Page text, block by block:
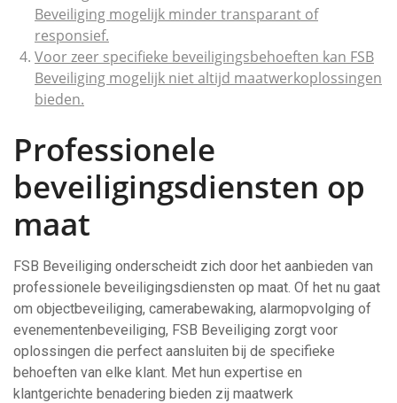
Beveiliging mogelijk minder transparant of
responsief.
Voor zeer specifieke beveiligingsbehoeften kan FSB
Beveiliging mogelijk niet altijd maatwerkoplossingen
bieden.
Professionele
beveiligingsdiensten op
maat
FSB Beveiliging onderscheidt zich door het aanbieden van
professionele beveiligingsdiensten op maat. Of het nu gaat
om objectbeveiliging, camerabewaking, alarmopvolging of
evenementenbeveiliging, FSB Beveiliging zorgt voor
oplossingen die perfect aansluiten bij de specifieke
behoeften van elke klant. Met hun expertise en
klantgerichte benadering bieden zij maatwerk